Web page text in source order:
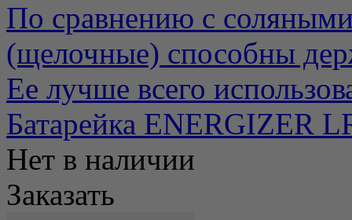
По сравнению с
(щелочные) способны
Ее лучше всего
Батарейка ENERGIZER
Нет в наличии
Заказать